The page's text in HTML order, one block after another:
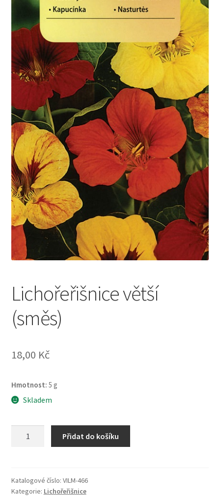
Lichořeřišnice větší
(směs)
18,00 Kč
Hmotnost: 5 g
Skladem
Přidat do košíku
Katalogové číslo: VILM-466
Kategorie: Lichořeřišnice